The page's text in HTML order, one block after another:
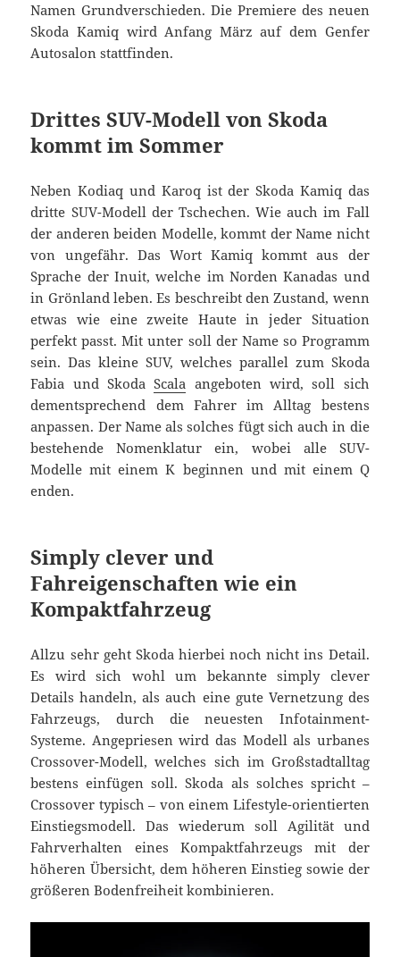
Namen Grundverschieden. Die Premiere des neuen
Skoda Kamiq wird Anfang März auf dem Genfer
Autosalon stattfinden.
Drittes SUV-Modell von Skoda
kommt im Sommer
Neben Kodiaq und Karoq ist der Skoda Kamiq das
dritte SUV-Modell der Tschechen. Wie auch im Fall
der anderen beiden Modelle, kommt der Name nicht
von ungefähr. Das Wort Kamiq kommt aus der
Sprache der Inuit, welche im Norden Kanadas und
in Grönland leben. Es beschreibt den Zustand, wenn
etwas wie eine zweite Haute in jeder Situation
perfekt passt. Mit unter soll der Name so Programm
sein. Das kleine SUV, welches parallel zum Skoda
Fabia und SkodaScala angeboten wird, soll sich
dementsprechend dem Fahrer im Alltag bestens
anpassen. Der Name als solches fügt sich auch in die
bestehende Nomenklatur ein, wobei alle SUV-
Modelle mit einem K beginnen und mit einem Q
enden.
Simply clever und
Fahreigenschaften wie ein
Kompaktfahrzeug
Allzu sehr geht Skoda hierbei noch nicht ins Detail.
Es wird sich wohl um bekannte simply clever
Details handeln, als auch eine gute Vernetzung des
Fahrzeugs, durch die neuesten Infotainment-
Systeme. Angepriesen wird das Modell als urbanes
Crossover-Modell, welches sich im Großstadtalltag
bestens einfügen soll. Skoda als solches spricht –
Crossover typisch – von einem Lifestyle-orientierten
Einstiegsmodell. Das wiederum soll Agilität und
Fahrverhalten eines Kompaktfahrzeugs mit der
höheren Übersicht, dem höheren Einstieg sowie der
größeren Bodenfreiheit kombinieren.